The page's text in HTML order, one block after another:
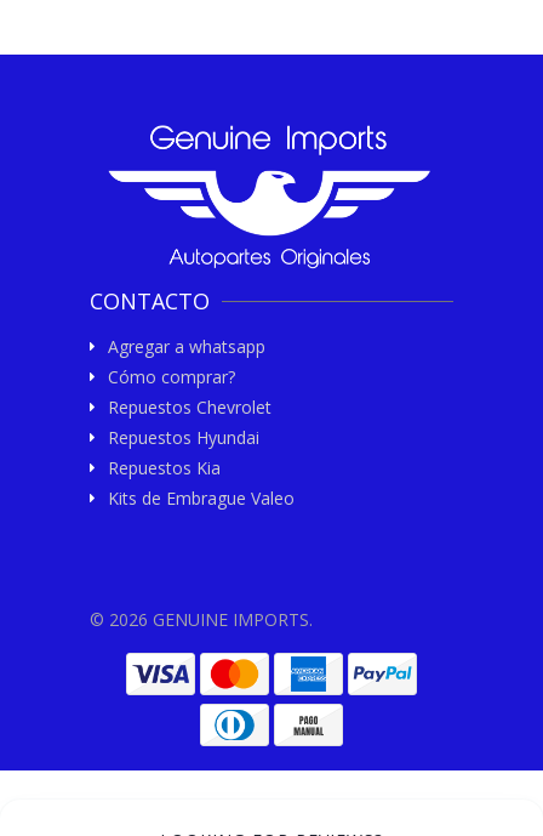
CONTACTO
Agregar a whatsapp
Cómo comprar?
Repuestos Chevrolet
Repuestos Hyundai
Repuestos Kia
Kits de Embrague Valeo
© 2026 GENUINE IMPORTS.